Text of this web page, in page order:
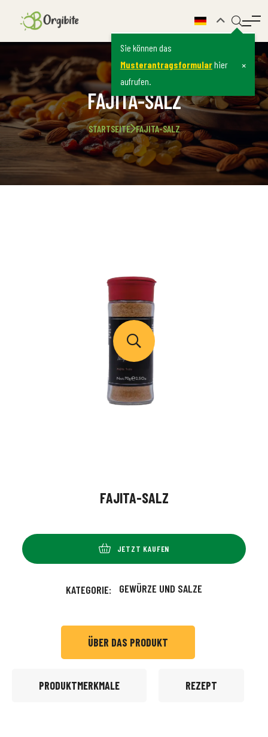
Sie können das
Musterantragsformularhier
aufrufen.
×
FAJITA-SALZ
STARTSEITE FAJITA-SALZ
FAJITA-SALZ
JETZT KAUFEN
KATEGORIE: GEWÜRZE UND SALZE
ÜBER DAS PRODUKT
PRODUKTMERKMALE REZEPT